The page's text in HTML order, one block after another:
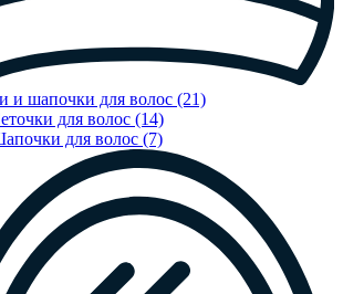
и шапочки для волос (21)
для волос (14)
для волос (7)